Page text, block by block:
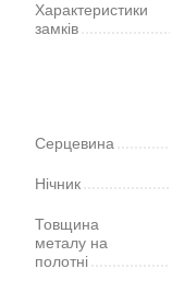
Характеристики
замків
Серцевина
Нічник
Товщина
металу на
полотні